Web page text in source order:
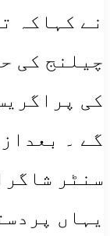
نے کہاکہ
چیلنج کی
کی
گے ۔
سنٹر
یہاں